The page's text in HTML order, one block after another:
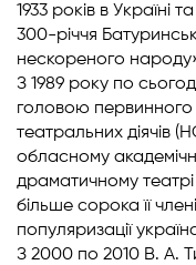
1933 років в Україні
300-річчя
нескореного
З 1989 року по
головою первинного
театральних діячів
обласному
драматичному театрі
більше сорока її
популяризації
З 2000 по 2010 В. А.